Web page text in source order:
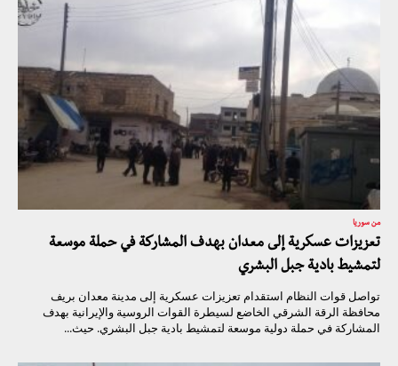
من سوريا
تعزيزات عسكرية إلى معدان بهدف المشاركة في حملة موسعة
لتمشيط بادية جبل البشري
تواصل قوات النظام استقدام تعزيزات عسكرية إلى مدينة معدان بريف
محافظة الرقة الشرقي الخاضع لسيطرة القوات الروسية والإيرانية بهدف
المشاركة في حملة دولية موسعة لتمشيط بادية جبل البشري. حيث...